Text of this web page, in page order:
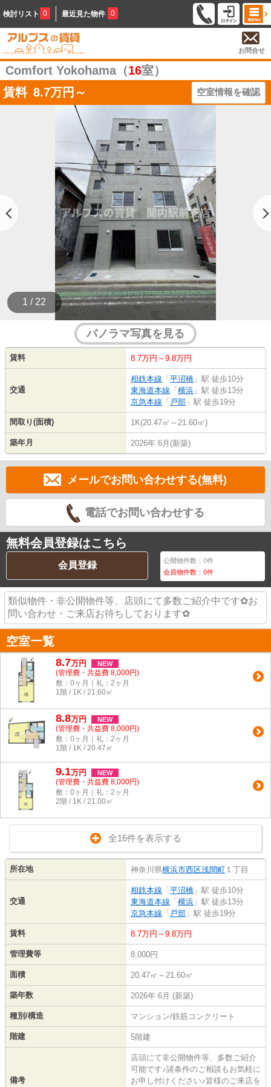
検討リスト 0 最近見た物件 0
お問合せ
Comfort Yokohama（16室）
賃料 8.7万円～ 空室情報を確認
1 / 22
パノラマ写真を見る
賃料 8.7万円～9.8万円
交通
相鉄本線 「 平沼橋 」駅 徒歩10分
東海道本線 「 横浜 」駅 徒歩13分
京急本線 「 戸部 」駅 徒歩19分
間取り(面積) 1K(20.47㎡～21.60㎡)
築年月 2026年 6月(新築)
メールでお問い合わせする(無料)
電話でお問い合わせする
無料会員登録はこちら
会員登録 公開物件数：0件
会員物件数：0件
類似物件・非公開物件等、店頭にて多数ご紹介中です✿お
問い合わせ・ご来店お待ちしております✿
空室一覧
8.7万円 NEW
(管理費・共益費 8,000円)
敷：0ヶ月｜礼：2ヶ月
1階 / 1K / 21.60㎡
8.8万円 NEW
(管理費・共益費 8,000円)
敷：0ヶ月｜礼：2ヶ月
1階 / 1K / 20.47㎡
9.1万円 NEW
(管理費・共益費 8,000円)
敷：0ヶ月｜礼：2ヶ月
2階 / 1K / 21.00㎡
全16件を表示する
所在地 神奈川県横浜市西区浅間町 １丁目
交通
相鉄本線 「 平沼橋 」駅 徒歩10分
東海道本線 「 横浜 」駅 徒歩13分
京急本線 「 戸部 」駅 徒歩19分
賃料 8.7万円～9.8万円
管理費等 8,000円
面積 20.47㎡～21.60㎡
築年数 2026年 6月 (新築)
種別/構造 マンション/鉄筋コンクリート
階建 5階建
備考
店頭にて非公開物件等、多数ご紹介
可能です♪諸条件のご相談もお気軽に
お申し付けください♪皆様のご来店を